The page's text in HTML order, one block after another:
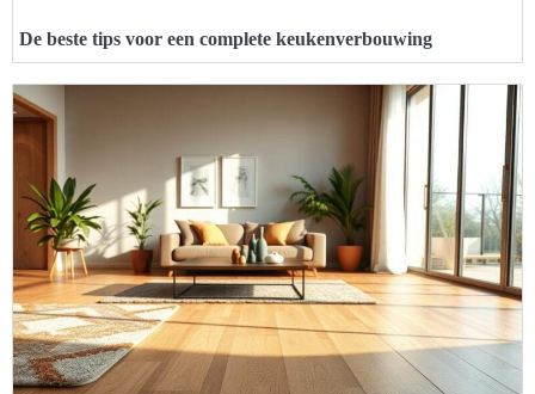
De beste tips voor een complete keukenverbouwing